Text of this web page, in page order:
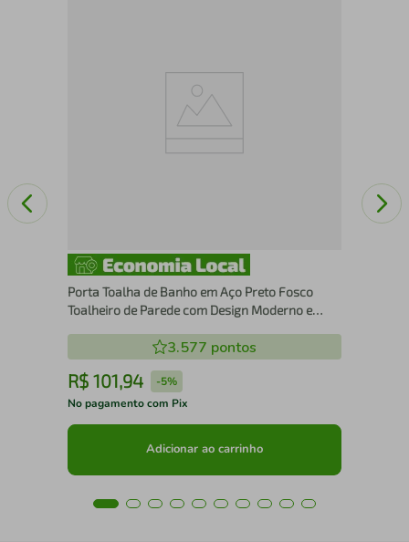
Porta Toalha de Banho em Aço Preto Fosco
Toalheiro de Parede com Design Moderno e
3.577 pontos
R$ 101,94 -5%
No pagamento com Pix
Adicionar ao carrinho